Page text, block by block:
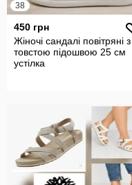
38
450 грн
Жіночі сандалі повітряні з
товстою підошвою 25 см
устілка